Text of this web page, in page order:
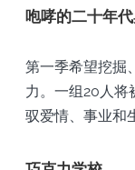
咆哮的二十年
第一季希望挖掘
力。一组20人将
驭爱情、事业和